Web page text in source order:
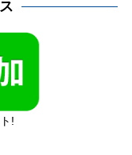
!